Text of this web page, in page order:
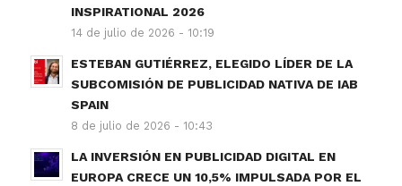
INSPIRATIONAL 2026
14 de julio de 2026 - 10:19
ESTEBAN GUTIÉRREZ, ELEGIDO LÍDER DE LA
SUBCOMISIÓN DE PUBLICIDAD NATIVA DE IAB
SPAIN
8 de julio de 2026 - 10:43
LA INVERSIÓN EN PUBLICIDAD DIGITAL EN
EUROPA CRECE UN 10,5% IMPULSADA POR EL